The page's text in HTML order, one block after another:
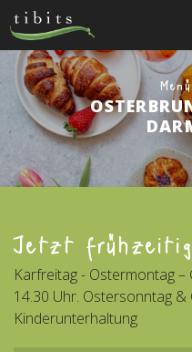
Tibits:
Home
Main
Navigation
ESSEN
RESTAURANTS
NEWS
ÜBER UNS
Personal Login
Jobs
Jetzt frühzeitig
Karfreitag - Ostermontag
14.30 Uhr. Ostersonntag
Kinderunterhaltung